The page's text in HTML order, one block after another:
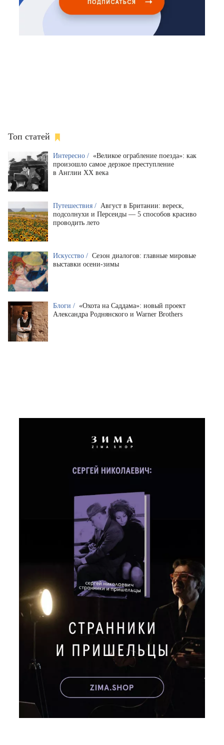
Топ статей
Интересно / «Великое ограбление поезда»: как
произошло самое дерзкое преступление
в Англии XX века
Путешествия / Август в Британии: вереск,
подсолнухи и Персеиды — 5 способов красиво
проводить лето
Искусство / Сезон диалогов: главные мировые
выставки осени-зимы
Блоги / «Охота на Саддама»: новый проект
Александра Роднянского и Warner Brothers